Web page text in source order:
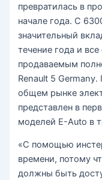
превратилась в
начале года. С
значительный
течение года и
продаваемым
Renault 5
общем рынке
представлен в
моделей E-Auto в
«С помощью
времени, потому
должны быть